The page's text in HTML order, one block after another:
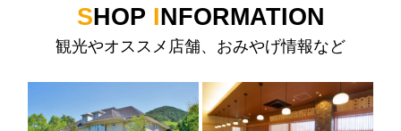
SHOP INFORMATION
観光やオススメ店舗、おみやげ情報など